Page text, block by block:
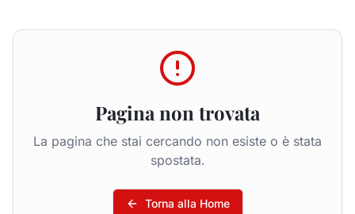
Pagina non trovata
La pagina che stai cercando non esiste o è stata
spostata.
Torna alla Home